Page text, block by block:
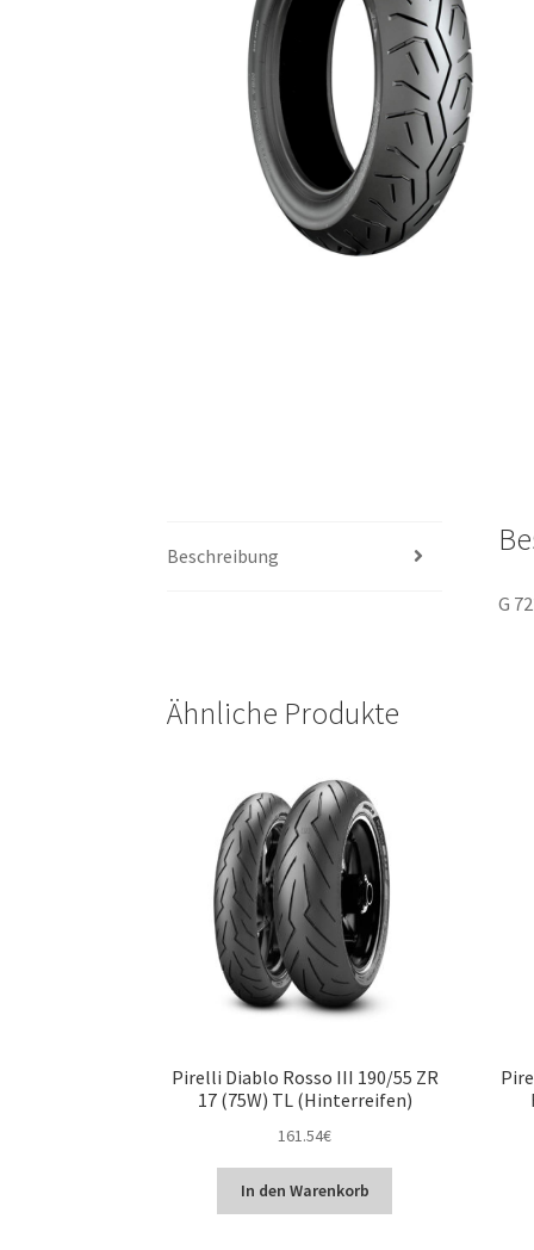
Beschreibung
G
Ähnliche Produkte
Pirelli Diablo Rosso III 190/55 ZR
17 (75W) TL (Hinterreifen)
161.54€
In den Warenkorb